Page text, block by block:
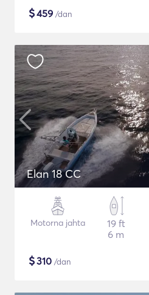
$459 /dan
Elan 18 CC
Motorna jahta
19 ft
6 m
$310 /dan